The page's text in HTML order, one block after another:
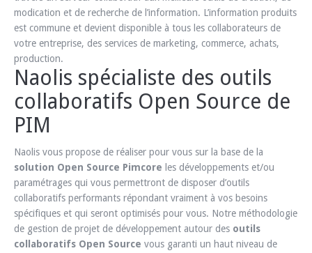
modication et de recherche de l’information. L’information produits
est commune et devient disponible à tous les collaborateurs de
votre entreprise, des services de marketing, commerce, achats,
production.
Naolis spécialiste des outils
collaboratifs Open Source de
PIM
Naolis vous propose de réaliser pour vous sur la base de la
solution Open Source Pimcore les développements et/ou
paramétrages qui vous permettront de disposer d’outils
collaboratifs performants répondant vraiment à vos besoins
spécifiques et qui seront optimisés pour vous. Notre méthodologie
de gestion de projet de développement autour des outils
collaboratifs Open Source vous garanti un haut niveau de